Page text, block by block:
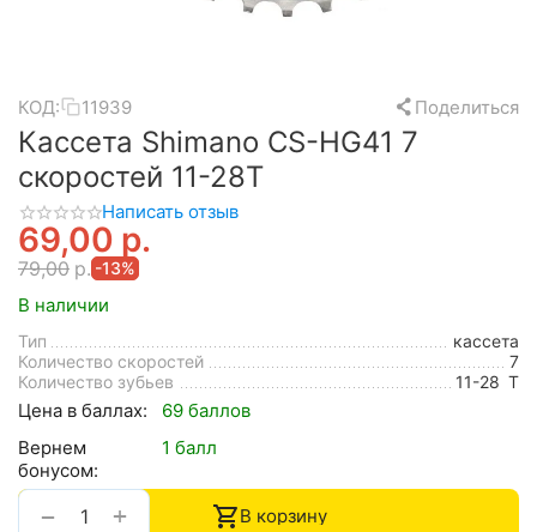
КОД: 11939 Поделиться
Кассета Shimano CS-HG41 7
скоростей 11-28T
Написать отзыв
69,00 р.
79,00 р. -13%
В наличии
Тип
кассета
Количество скоростей
7
Количество зубьев
11-28 T
Цена в баллах:
69 баллов
Вернем
бонусом:
1 балл
+
− В корзину